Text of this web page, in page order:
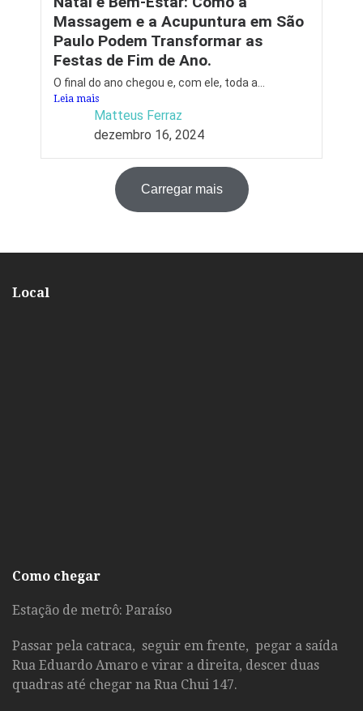
Massagem e a Acupuntura em São
Paulo Podem Transformar as
Festas de Fim de Ano.
O final do ano chegou e, com ele, toda a...
Leia mais
Matteus Ferraz
dezembro 16, 2024
Carregar mais
Local
Como chegar
Estação de metrô: Paraíso
Passar pela catraca, seguir em frente, pegar a saída
Rua Eduardo Amaro e virar a direita, descer duas
quadras até chegar na Rua Chui 147.